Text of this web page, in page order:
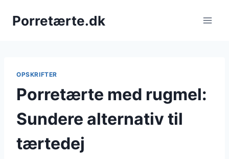
Porretærte.dk
OPSKRIFTER
Porretærte med rugmel:
Sundere alternativ til
tærtedej